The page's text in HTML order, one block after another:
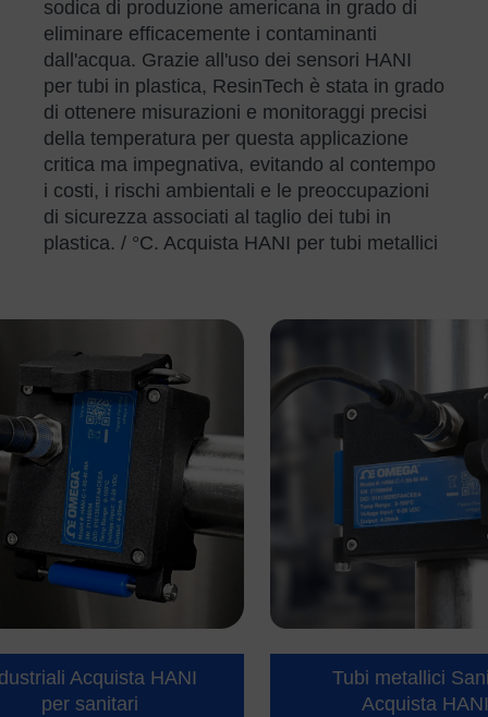
sodica di produzione americana in grado di
eliminare efficacemente i contaminanti
dall'acqua. Grazie all'uso dei sensori HANI
per tubi in plastica, ResinTech è stata in grado
di ottenere misurazioni e monitoraggi precisi
della temperatura per questa applicazione
critica ma impegnativa, evitando al contempo
i costi, i rischi ambientali e le preoccupazioni
di sicurezza associati al taglio dei tubi in
plastica. / °C. Acquista HANI per tubi metallici
Acquista HANI
per sanitari
Tubi metallici
Acquista HANI